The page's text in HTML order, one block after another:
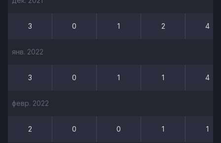
3 0 1 2 4
янв. 2022
3 0 1 1 4
февр. 2022
2 0 0 1 1